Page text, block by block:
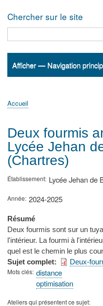
Chercher sur le site
Navigation
Afficher — Navigation
Accueil
ActualitésMATh.en.JEANS ?
Régions et Ateliers
Créer, gérer un atelier
Sujets/Publications
Congrès
d'Ariane
Accueil
Deux fourmis
Lycée Jehan
(Chartres)
Établissement Lycée Jehan de
Année 2024-2025
Résumé
Deux fourmis sont sur un
l'intérieur. La fourmi à
quel est le chemin le plus
Sujet complet
Deux-
Mots clés distance
optimisation
Ateliers qui présentent ce sujet